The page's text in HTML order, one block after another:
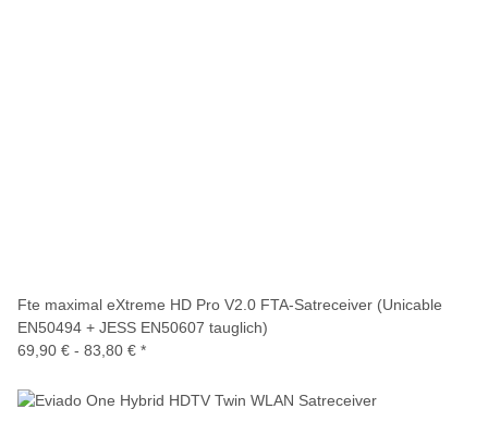
Fte maximal eXtreme HD Pro V2.0 FTA-Satreceiver (Unicable
EN50494 + JESS EN50607 tauglich)
69,90 € - 83,80 € *